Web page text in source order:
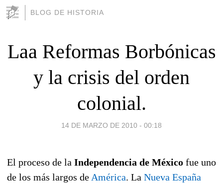
BLOG DE HISTORIA
Laa Reformas Borbónicas
y la crisis del orden
colonial.
14 DE MARZO DE 2010 - 00:18
El proceso de la Independencia de México fue uno
de los más largos de América. La Nueva España